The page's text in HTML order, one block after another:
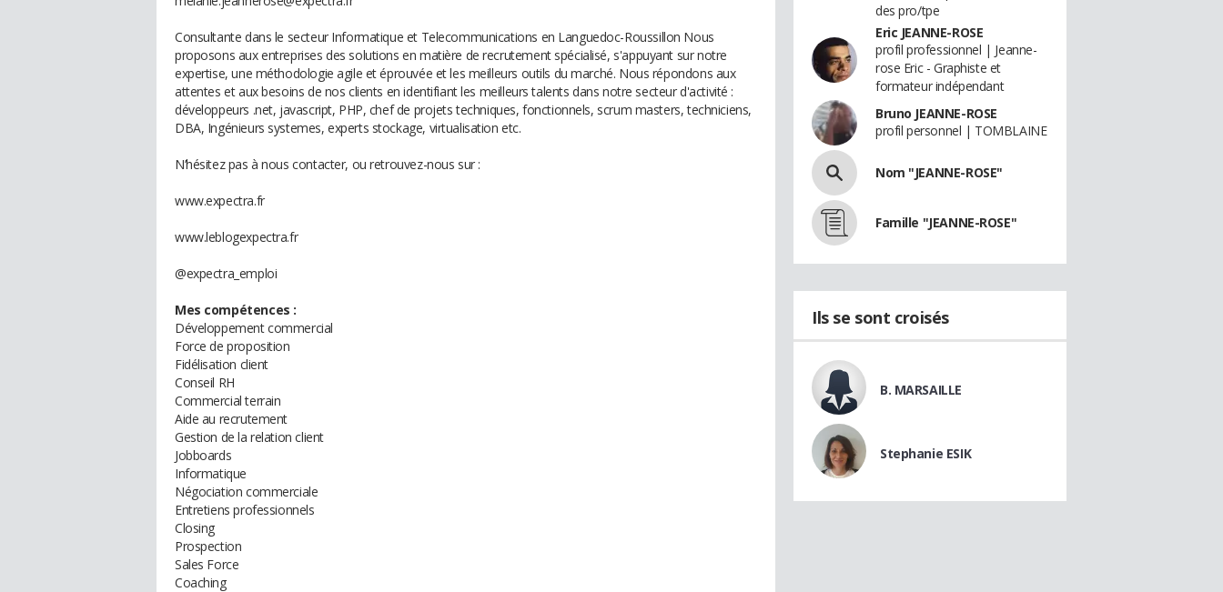
Consultante dans le secteur Informatique et Telecommunications en Languedoc-Roussillon Nous
proposons aux entreprises des solutions en matière de recrutement spécialisé, s'appuyant sur notre
expertise, une méthodologie agile et éprouvée et les meilleurs outils du marché. Nous répondons aux
attentes et aux besoins de nos clients en identifiant les meilleurs talents dans notre secteur d'activité :
développeurs .net, javascript, PHP, chef de projets techniques, fonctionnels, scrum masters, techniciens,
DBA, Ingénieurs systemes, experts stockage, virtualisation etc.
N’hésitez pas à nous contacter, ou retrouvez-nous sur :
www.expectra.fr
www.leblogexpectra.fr
@expectra_emploi
Mes compétences :
Développement commercial
Force de proposition
Fidélisation client
Conseil RH
Commercial terrain
Aide au recrutement
Gestion de la relation client
Jobboards
Informatique
Négociation commerciale
Entretiens professionnels
Closing
Prospection
Sales Force
Coaching
des pro/tpe
Eric JEANNE-ROSE
profil professionnel | Jeanne-
rose Eric - Graphiste et
formateur indépendant
Bruno JEANNE-ROSE
profil personnel | TOMBLAINE
Nom "JEANNE-ROSE"
Famille "JEANNE-ROSE"
Ils se sont croisés
B. MARSAILLE
Stephanie ESIK